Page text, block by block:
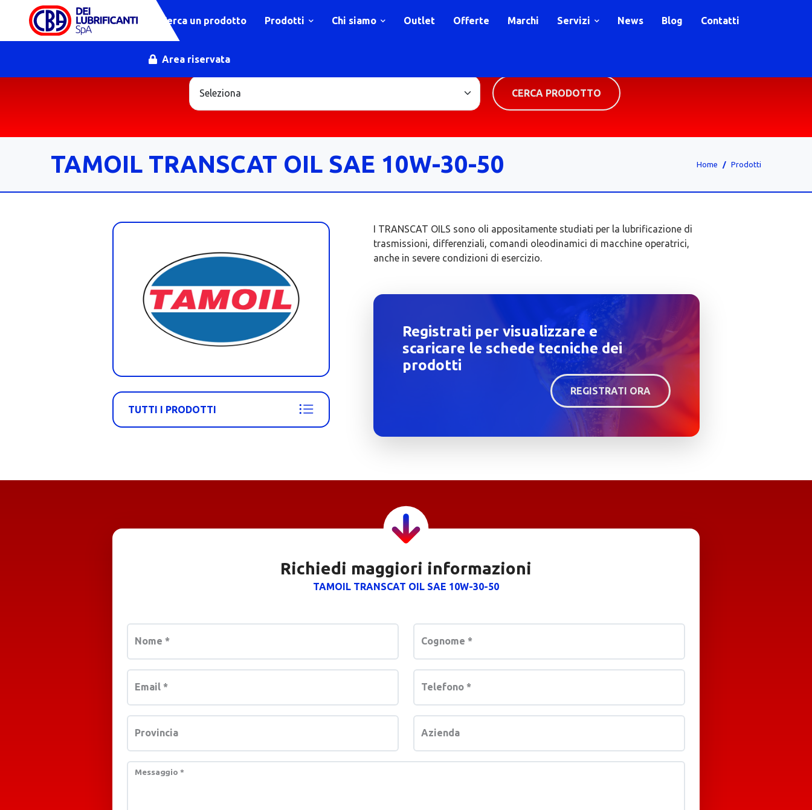
Cerca un prodotto Prodotti Chi siamo Outlet Offerte Marchi Servizi News Blog Contatti
Area riservata
CERCA PRODOTTO
TAMOIL TRANSCAT OIL SAE 10W-30-50 Home Prodotti
TUTTI I PRODOTTI
I TRANSCAT OILS sono oli appositamente studiati per la lubrificazione di
trasmissioni, differenziali, comandi oleodinamici di macchine operatrici,
anche in severe condizioni di esercizio.
Registrati per visualizzare e
scaricare le schede tecniche dei
prodotti
REGISTRATI ORA
Richiedi maggiori informazioni
TAMOIL TRANSCAT OIL SAE 10W-30-50
Nome * Cognome *
Email * Telefono *
Provincia Azienda
Messaggio *